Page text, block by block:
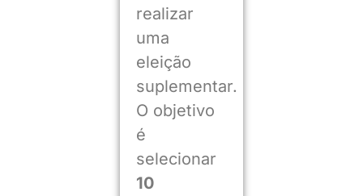
realizar
uma
eleição
suplementar.
O objetivo
é
selecionar
10